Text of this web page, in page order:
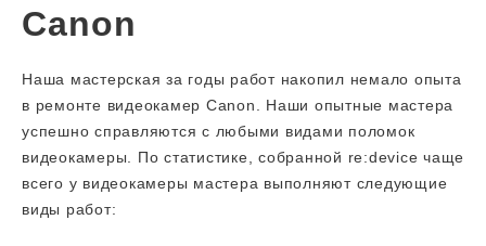
Canon
Наша мастерская за годы работ накопил немало опыта
в ремонте видеокамер Canon. Наши опытные мастера
успешно справляются с любыми видами поломок
видеокамеры. По статистике, собранной re:device чаще
всего у видеокамеры мастера выполняют следующие
виды работ: